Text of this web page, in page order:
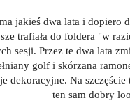
jakieś dwa lata i dopiero
trafiała do foldera "w
sesji. Przez te dwa lata
golf i skórzana
dekoracyjne. Na
ten sam dobry